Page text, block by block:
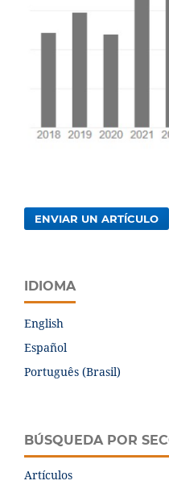
ENVIAR UN ARTÍCULO
IDIOMA
English
Español
Português (Brasil)
BÚSQUEDA POR
Artículos